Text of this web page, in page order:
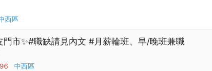
西區
門市✨#職缺請見內文 #月薪輪班、早/晚班兼職
中西區